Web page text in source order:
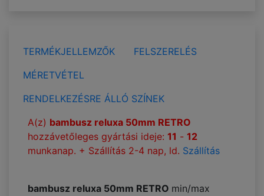
TERMÉKJELLEMZŐK
FELSZERELÉS
MÉRETVÉTEL
RENDELKEZÉSRE ÁLLÓ SZÍNEK
A(z) bambusz reluxa 50mm RETRO
hozzávetőleges gyártási ideje: 11 - 12
munkanap. + Szállítás 2-4 nap, ld. Szállítás
bambusz reluxa 50mm RETRO min/max